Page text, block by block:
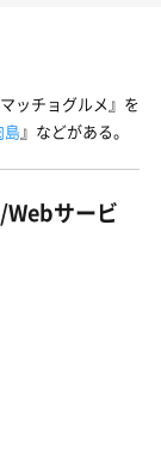
ッチョグルメ』を
島』などがある。
サービ